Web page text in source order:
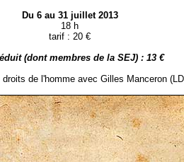
Du 6 au 31 juillet 2013
18 h
tarif : 20 €
(dont membres de la SEJ) : 13 €
de l'homme avec Gilles Manceron